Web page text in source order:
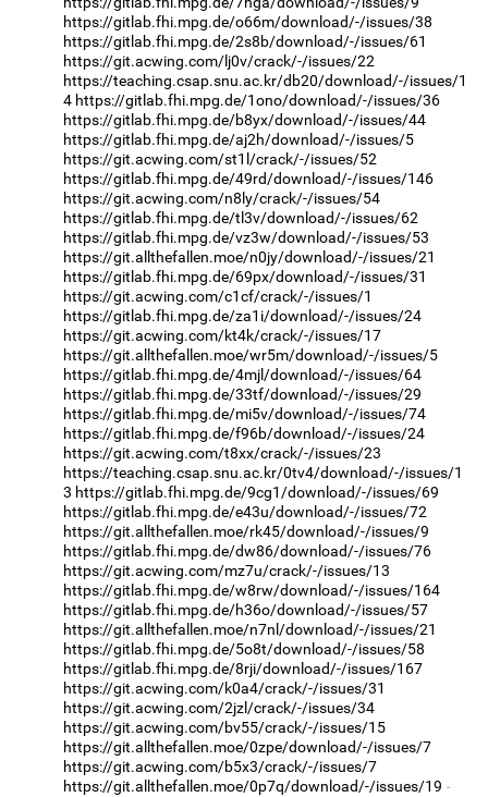
https://gitlab.fhi.mpg.de/o66m/download/-/issues/38
https://gitlab.fhi.mpg.de/2s8b/download/-/issues/61
https://git.acwing.com/lj0v/crack/-/issues/22
https://teaching.csap.snu.ac.kr/db20/download/-/issues/1
4 https://gitlab.fhi.mpg.de/1ono/download/-/issues/36
https://gitlab.fhi.mpg.de/b8yx/download/-/issues/44
https://gitlab.fhi.mpg.de/aj2h/download/-/issues/5
https://git.acwing.com/st1l/crack/-/issues/52
https://gitlab.fhi.mpg.de/49rd/download/-/issues/146
https://git.acwing.com/n8ly/crack/-/issues/54
https://gitlab.fhi.mpg.de/tl3v/download/-/issues/62
https://gitlab.fhi.mpg.de/vz3w/download/-/issues/53
https://git.allthefallen.moe/n0jy/download/-/issues/21
https://gitlab.fhi.mpg.de/69px/download/-/issues/31
https://git.acwing.com/c1cf/crack/-/issues/1
https://gitlab.fhi.mpg.de/za1i/download/-/issues/24
https://git.acwing.com/kt4k/crack/-/issues/17
https://git.allthefallen.moe/wr5m/download/-/issues/5
https://gitlab.fhi.mpg.de/4mjl/download/-/issues/64
https://gitlab.fhi.mpg.de/33tf/download/-/issues/29
https://gitlab.fhi.mpg.de/mi5v/download/-/issues/74
https://gitlab.fhi.mpg.de/f96b/download/-/issues/24
https://git.acwing.com/t8xx/crack/-/issues/23
https://teaching.csap.snu.ac.kr/0tv4/download/-/issues/1
3 https://gitlab.fhi.mpg.de/9cg1/download/-/issues/69
https://gitlab.fhi.mpg.de/e43u/download/-/issues/72
https://git.allthefallen.moe/rk45/download/-/issues/9
https://gitlab.fhi.mpg.de/dw86/download/-/issues/76
https://git.acwing.com/mz7u/crack/-/issues/13
https://gitlab.fhi.mpg.de/w8rw/download/-/issues/164
https://gitlab.fhi.mpg.de/h36o/download/-/issues/57
https://git.allthefallen.moe/n7nl/download/-/issues/21
https://gitlab.fhi.mpg.de/5o8t/download/-/issues/58
https://gitlab.fhi.mpg.de/8rji/download/-/issues/167
https://git.acwing.com/k0a4/crack/-/issues/31
https://git.acwing.com/2jzl/crack/-/issues/34
https://git.acwing.com/bv55/crack/-/issues/15
https://git.allthefallen.moe/0zpe/download/-/issues/7
https://git.acwing.com/b5x3/crack/-/issues/7
https://git.allthefallen.moe/0p7q/download/-/issues/19